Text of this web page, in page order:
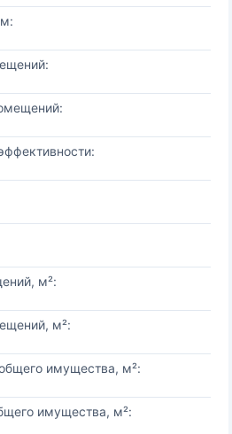
м²:
м²:
имущества, м²:
имущества, м²: